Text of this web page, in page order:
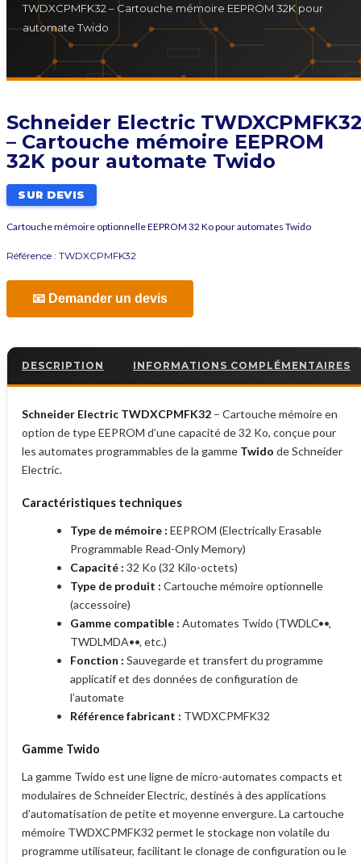
TWDXCPMFK32 – Cartouche mémoire EEPROM 32K pour
automate Twido
Schneider Electric
– Cartouche mémoire EEPROM
32K pour automate Twido
SUR DEVIS
Cartouche mémoire optionnelle EEPROM 32 Ko pour automates Twido
Référence : TWDXCPMFK32
📧 Demander un devis
DESCRIPTION INFORMATIONS COMPLÉMENTAIRES
Schneider Electric TWDXCPMFK32 – Cartouche mémoire en
option de type EEPROM d’une capacité de 32 Ko, conçue pour
les automates programmables de la gamme Twido de Schneider
Electric.
Caractéristiques techniques
Type de mémoire : EEPROM (Electrically Erasable
Programmable Read-Only Memory)
Capacité : 32 Ko (32 Kilo-octets)
Type de produit : Cartouche mémoire optionnelle
(accessoire)
Gamme compatible : Automates Twido (TWDLC••,
TWDLMDA••, etc.)
Fonction : Sauvegarde et transfert du programme
applicatif et des données de configuration de
l’automate
Référence fabricant : TWDXCPMFK32
Gamme Twido
La gamme Twido est une ligne de micro-automates compacts et
modulaires de Schneider Electric, destinés à des applications
d’automatisation de petite et moyenne envergure. La cartouche
mémoire TWDXCPMFK32 permet le stockage non volatile du
programme utilisateur, facilitant le clonage de configuration ou le